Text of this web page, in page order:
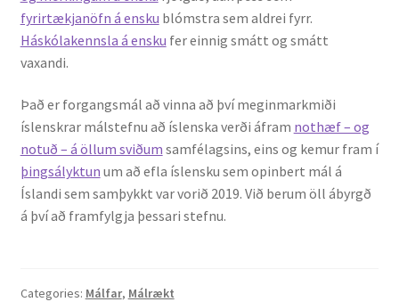
fyrirtækjanöfn á ensku blómstra sem aldrei fyrr.
Háskólakennsla á ensku fer einnig smátt og smátt
vaxandi.
Það er forgangsmál að vinna að því meginmarkmiði
íslenskrar málstefnu að íslenska verði áfram nothæf – og
notuð – á öllum sviðum samfélagsins, eins og kemur fram í
þingsályktun um að efla íslensku sem opinbert mál á
Íslandi sem samþykkt var vorið 2019. Við berum öll ábyrgð
á því að framfylgja þessari stefnu.
Categories: Málfar, Málrækt